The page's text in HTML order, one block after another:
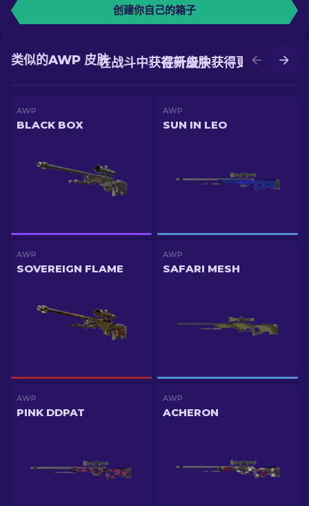
创建你自己的箱子
在升级中获得更好的皮肤
在战斗中获得新皮肤
类似的AWP 皮肤
AWP
BLACK BOX
AWP
SUN IN LEO
AWP
SOVEREIGN FLAME
AWP
SAFARI MESH
AWP
PINK DDPAT
AWP
ACHERON